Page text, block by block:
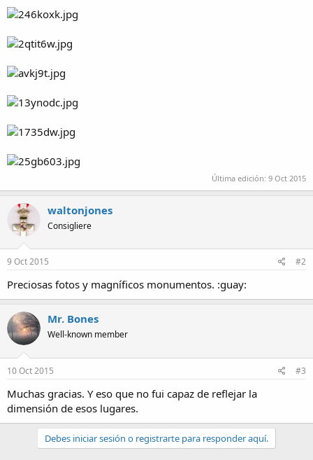
Última edición: 9 Oct 2015
waltonjones
Consigliere
9 Oct 2015 #2
Preciosas fotos y magníficos monumentos. :guay:
Mr. Bones
Well-known member
10 Oct 2015 #3
Muchas gracias. Y eso que no fui capaz de reflejar la
dimensión de esos lugares.
Debes iniciar sesión o registrarte para responder aquí.